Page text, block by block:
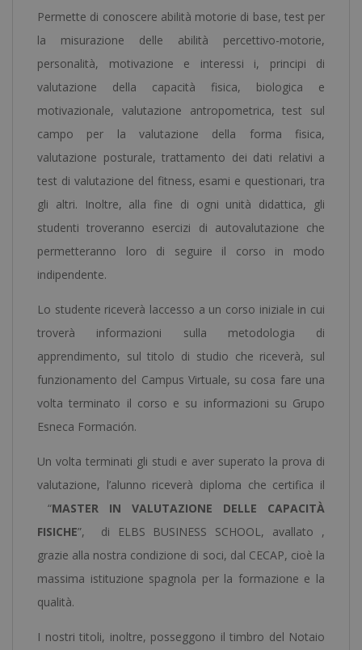
Permette di conoscere abilità motorie di base, test per
la misurazione delle abilità percettivo-motorie,
personalità, motivazione e interessi i, principi di
valutazione della capacità fisica, biologica e
motivazionale, valutazione antropometrica, test sul
campo per la valutazione della forma fisica,
valutazione posturale, trattamento dei dati relativi a
test di valutazione del fitness, esami e questionari, tra
gli altri. Inoltre, alla fine di ogni unità didattica, gli
studenti troveranno esercizi di autovalutazione che
permetteranno loro di seguire il corso in modo
indipendente.
Lo studente riceverà laccesso a un corso iniziale in cui
troverà informazioni sulla metodologia di
apprendimento, sul titolo di studio che riceverà, sul
funzionamento del Campus Virtuale, su cosa fare una
volta terminato il corso e su informazioni su Grupo
Esneca Formación.
Un volta terminati gli studi e aver superato la prova di
valutazione, l’alunno riceverà diploma che certifica il
“MASTER IN VALUTAZIONE DELLE CAPACITÀ
FISICHE”, di ELBS BUSINESS SCHOOL, avallato ,
grazie alla nostra condizione di soci, dal CECAP, cioè la
massima istituzione spagnola per la formazione e la
qualità.
I nostri titoli, inoltre, posseggono il timbro del Notaio